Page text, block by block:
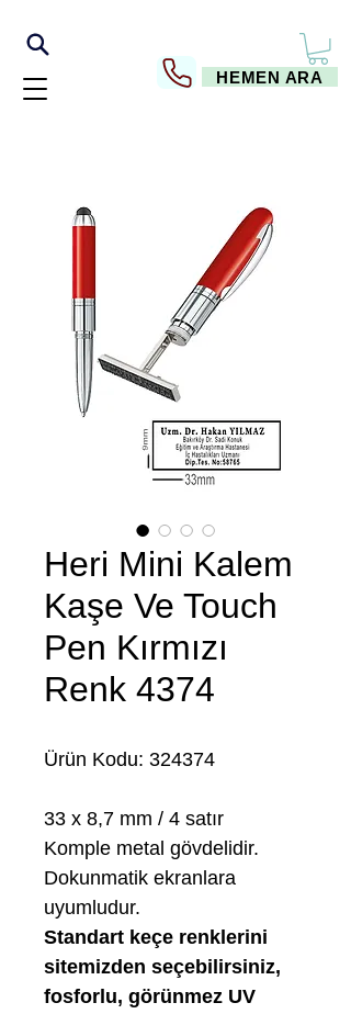
HEMEN ARA
Heri Mini Kalem
Kaşe Ve Touch
Pen Kırmızı
Renk 4374
Ürün Kodu: 324374
33 x 8,7 mm / 4 satır
Komple metal gövdelidir.
Dokunmatik ekranlara
uyumludur.
Standart keçe renklerini
sitemizden seçebilirsiniz,
fosforlu, görünmez UV